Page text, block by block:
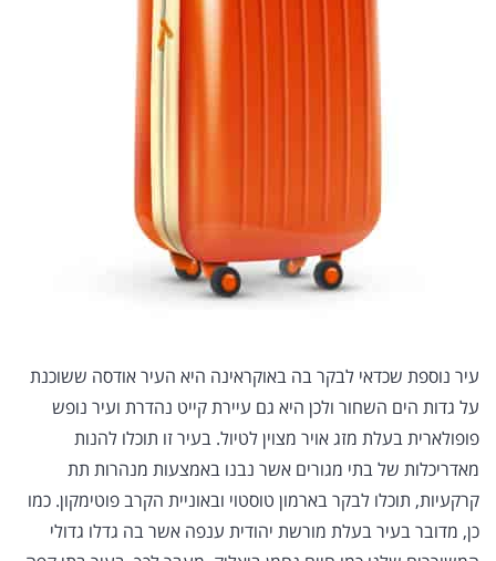
עיר נוספת שכדאי לבקר בה באוקראינה היא העיר אודסה ששוכנת
על גדות הים השחור ולכן היא גם עיירת קייט נהדרת ועיר נופש
פופולארית בעלת מזג אויר מצוין לטיול. בעיר זו תוכלו להנות
מאדריכלות של בתי מגורים אשר נבנו באמצעות מנהרות תת
קרקעיות, תוכלו לבקר בארמון טוסטוי ובאוניית הקרב פוטימקון. כמו
כן, מדובר בעיר בעלת מורשת יהודית ענפה אשר בה גדלו גדולי